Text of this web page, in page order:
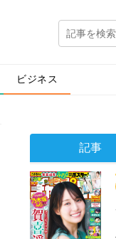
ビジネス
記事